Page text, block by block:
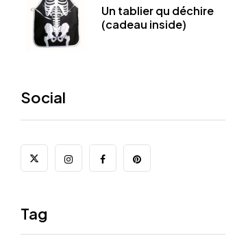
Un tablier qu déchire
(cadeau inside)
Social
Tag